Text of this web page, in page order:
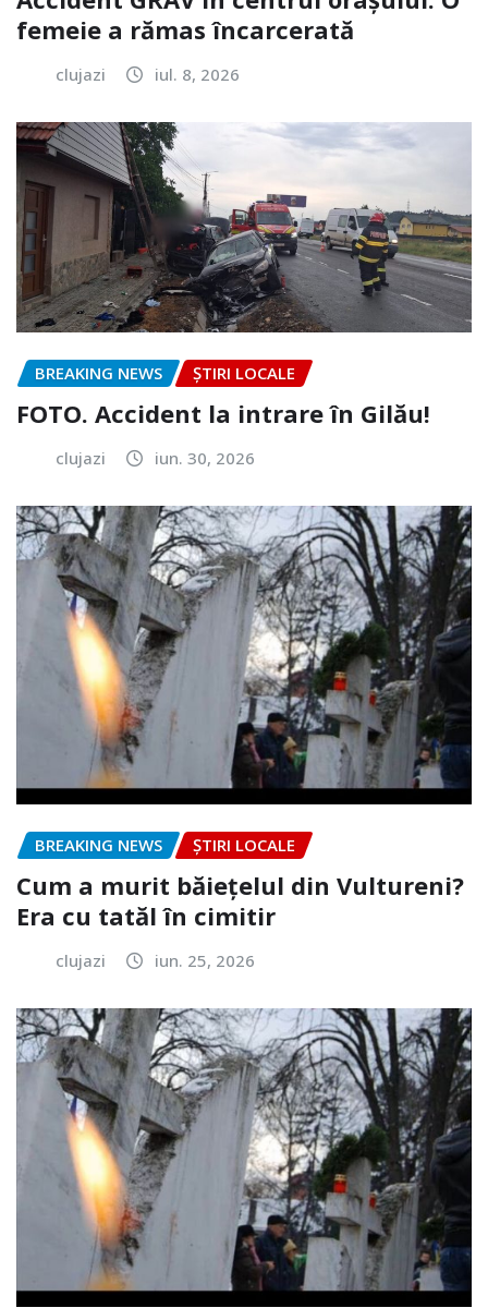
femeie a rămas încarcerată
clujazi iul. 8, 2026
BREAKING NEWS ȘTIRI LOCALE
FOTO. Accident la intrare în Gilău!
clujazi iun. 30, 2026
BREAKING NEWS ȘTIRI LOCALE
Cum a murit băiețelul din Vultureni?
Era cu tatăl în cimitir
clujazi iun. 25, 2026